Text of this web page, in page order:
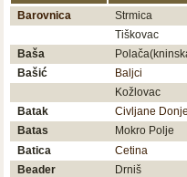
Barovnica Strmica
Tiškovac
Baša
Bašić
Baljci
Kožlovac
Batak
Civljane Donje
Batas
Mokro Polje
Batica
Cetina
Beader
Drniš